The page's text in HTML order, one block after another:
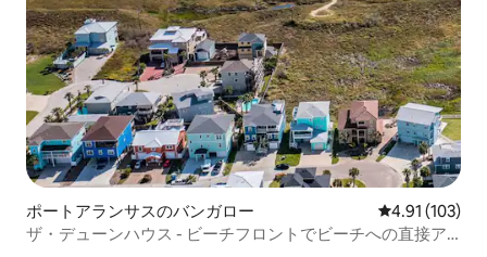
ポートアランサスのバンガロー レビュー103
4.91 (103)
ザ・デューンハウス - ビーチフロントでビーチへの直接ア